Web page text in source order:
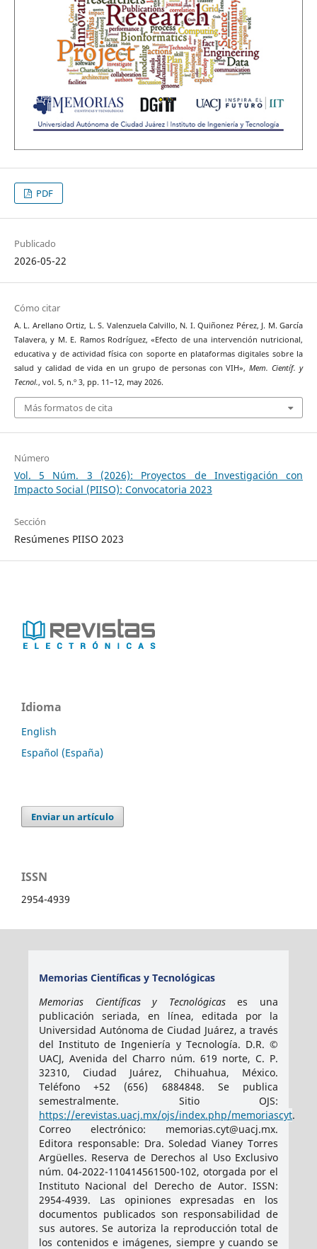
PDF
Publicado
2026-05-22
Cómo citar
A. L. Arellano Ortiz, L. S. Valenzuela Calvillo, N. I. Quiñonez Pérez, J. M. García
Talavera, y M. E. Ramos Rodríguez, «Efecto de una intervención nutricional,
educativa y de actividad física con soporte en plataformas digitales sobre la
salud y calidad de vida en un grupo de personas con VIH»,Mem. Científ. y
Tecnol., vol. 5, n.º 3, pp. 11–12, may 2026.
Más formatos de cita
Número
Vol. 5 Núm. 3 (2026): Proyectos de Investigación con
Impacto Social (PIISO): Convocatoria 2023
Sección
Resúmenes PIISO 2023
Idioma
English
Español (España)
Enviar un artículo
ISSN
2954-4939
Memorias Científicas y Tecnológicas
Memorias Científicas y Tecnológicases una
publicación seriada, en línea, editada por la
Universidad Autónoma de Ciudad Juárez, a través
del Instituto de Ingeniería y Tecnología. D.R. ©
UACJ, Avenida del Charro núm. 619 norte, C. P.
32310, Ciudad Juárez, Chihuahua, México.
Teléfono +52 (656) 6884848. Se publica
semestralmente. Sitio OJS:
https://erevistas.uacj.mx/ojs/index.php/memoriascyt.
Correo electrónico: memorias.cyt@uacj.mx.
Editora responsable: Dra. Soledad Vianey Torres
Argüelles. Reserva de Derechos al Uso Exclusivo
núm. 04-2022-110414561500-102, otorgada por el
Instituto Nacional del Derecho de Autor. ISSN:
2954-4939. Las opiniones expresadas en los
documentos publicados son responsabilidad de
sus autores. Se autoriza la reproducción total de
los contenidos e imágenes, siempre y cuando se